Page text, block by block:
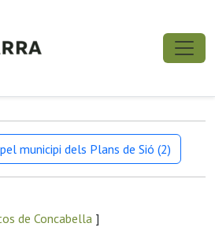
municipi dels Plans de Sió (2)
de Concabella ]